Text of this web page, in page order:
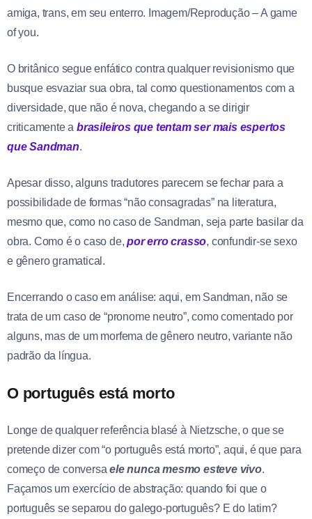
amiga, trans, em seu enterro. Imagem/Reprodução – A game
of you.
O britânico segue enfático contra qualquer revisionismo que
busque esvaziar sua obra, tal como questionamentos com a
diversidade, que não é nova, chegando a se dirigir
criticamente abrasileiros que tentam ser mais espertos
que Sandman.
Apesar disso, alguns tradutores parecem se fechar para a
possibilidade de formas “não consagradas” na literatura,
mesmo que, como no caso de Sandman, seja parte basilar da
obra. Como é o caso de,por erro crasso, confundir-se sexo
e gênero gramatical.
Encerrando o caso em análise: aqui, em Sandman, não se
trata de um caso de “pronome neutro”, como comentado por
alguns, mas de um morfema de gênero neutro, variante não
padrão da língua.
O português está morto
Longe de qualquer referência blasé à Nietzsche, o que se
pretende dizer com “o português está morto”, aqui, é que para
começo de conversa ele nunca mesmo esteve vivo.
Façamos um exercício de abstração: quando foi que o
português se separou do galego-português? E do latim?